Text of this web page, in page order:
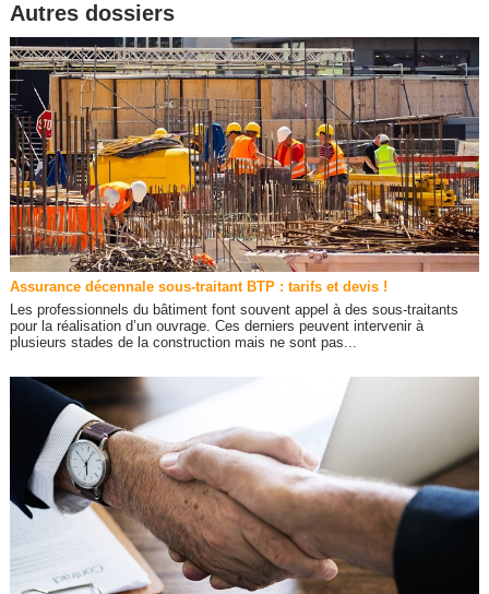
Autres dossiers
Assurance décennale sous-traitant BTP : tarifs et devis !
Les professionnels du bâtiment font souvent appel à des sous-traitants
pour la réalisation d’un ouvrage. Ces derniers peuvent intervenir à
plusieurs stades de la construction mais ne sont pas...